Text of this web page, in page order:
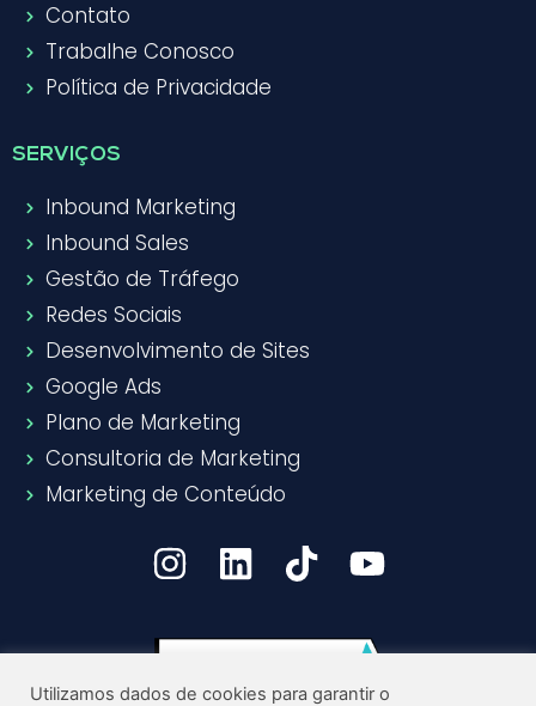
Contato
Trabalhe Conosco
Política de Privacidade
SERVIÇOS
Inbound Marketing
Inbound Sales
Gestão de Tráfego
Redes Sociais
Desenvolvimento de Sites
Google Ads
Plano de Marketing
Consultoria de Marketing
Marketing de Conteúdo
Utilizamos dados de cookies para garantir o